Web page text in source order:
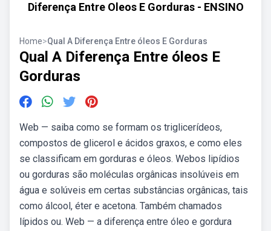
Diferença Entre Oleos E Gorduras - ENSINO
Home>Qual A Diferença Entre óleos E Gorduras
Qual A Diferença Entre óleos E
Gorduras
Web — saiba como se formam os triglicerídeos,
compostos de glicerol e ácidos graxos, e como eles
se classificam em gorduras e óleos. Webos lipídios
ou gorduras são moléculas orgânicas insolúveis em
água e solúveis em certas substâncias orgânicas, tais
como álcool, éter e acetona. Também chamados
lípidos ou. Web — a diferença entre óleo e gordura